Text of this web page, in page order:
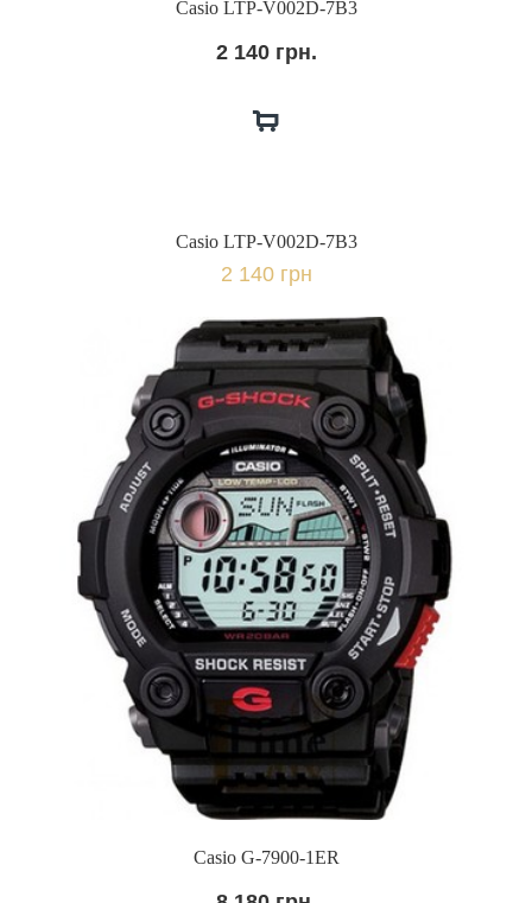
Casio LTP-V002D-7B3
2 140 грн.
Casio LTP-V002D-7B3
2 140 грн
Casio G-7900-1ER